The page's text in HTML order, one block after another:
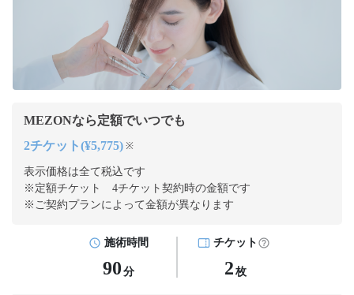
MEZONなら定額でいつでも
2チケット(¥5,775) ※
表示価格は全て税込です
※定額チケット 4チケット契約時の金額です
※ご契約プランによって金額が異なります
施術時間
90 分
チケット
2 枚